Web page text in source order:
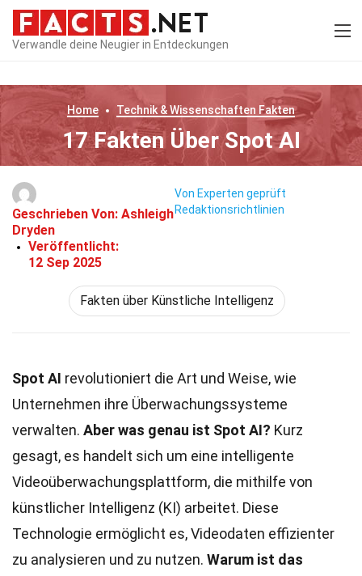
Verwandle deine Neugier in Entdeckungen
Home Technik & Wissenschaften Fakten
17 Fakten Über Spot AI
Geschrieben Von: Ashleigh
Dryden
Veröffentlicht:
12 Sep 2025
Von Experten geprüft
Redaktionsrichtlinien
Fakten über Künstliche Intelligenz
Spot AI revolutioniert die Art und Weise, wie
Unternehmen ihre Überwachungssysteme
verwalten. Aber was genau ist Spot AI? Kurz
gesagt, es handelt sich um eine intelligente
Videoüberwachungsplattform, die mithilfe von
künstlicher Intelligenz (KI) arbeitet. Diese
Technologie ermöglicht es, Videodaten effizienter
zu analysieren und zu nutzen. Warum ist das